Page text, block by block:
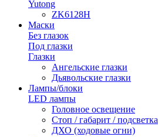
Yutong
ZK6128H
Маски
Без глазок
Под глазки
Глазки
Ангельские глазки
Дьявольские глазки
Лампы/блоки
LED лампы
Головное освещение
Стоп / габарит / подсветка
ДХО (ходовые огни)